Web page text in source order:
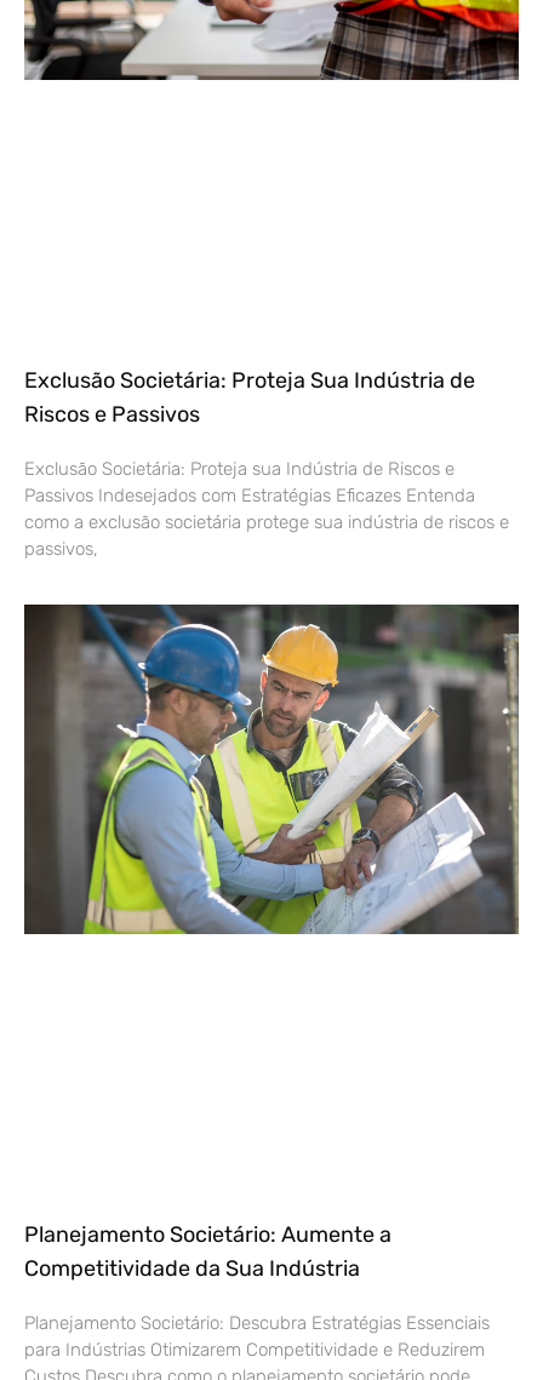
Exclusão Societária: Proteja Sua Indústria de
Riscos e Passivos
Exclusão Societária: Proteja sua Indústria de Riscos e
Passivos Indesejados com Estratégias Eficazes Entenda
como a exclusão societária protege sua indústria de riscos e
passivos,
Planejamento Societário: Aumente a
Competitividade da Sua Indústria
Planejamento Societário: Descubra Estratégias Essenciais
para Indústrias Otimizarem Competitividade e Reduzirem